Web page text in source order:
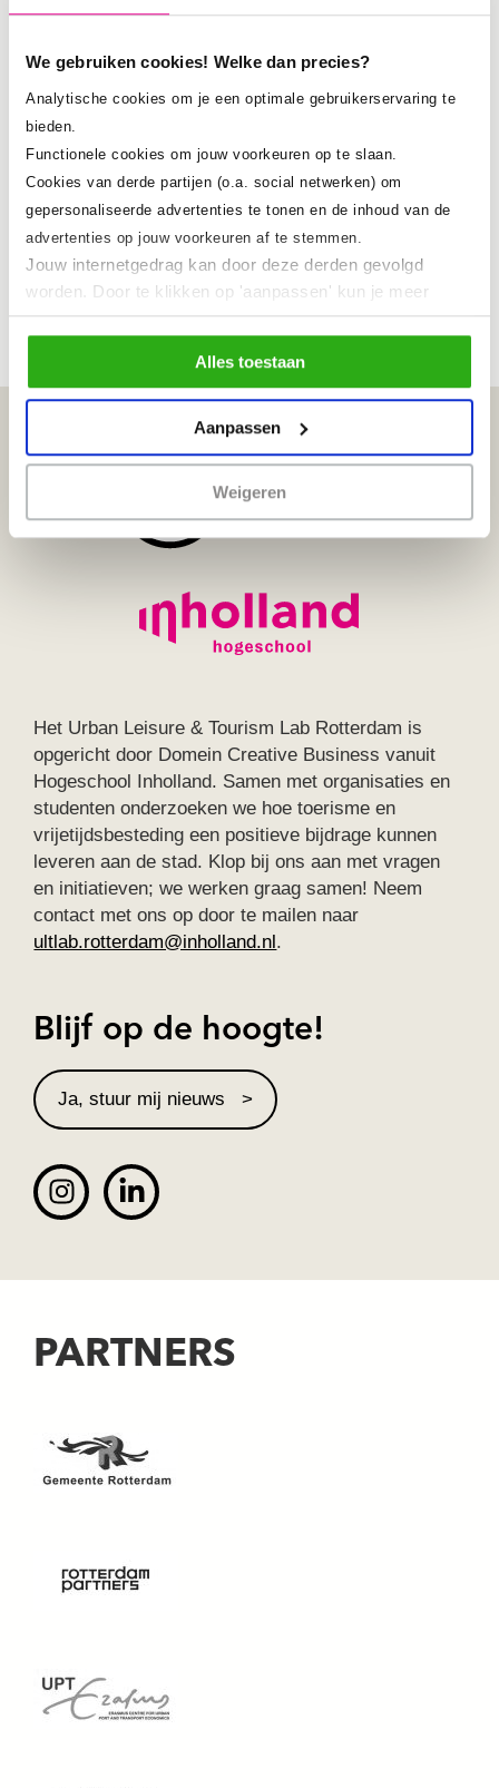
We gebruiken cookies! Welke dan precies?
Analytische cookies om je een optimale gebruikerservaring te
bieden.
Functionele cookies om jouw voorkeuren op te slaan.
Cookies van derde partijen (o.a. social netwerken) om
gepersonaliseerde advertenties te tonen en de inhoud van de
advertenties op jouw voorkeuren af te stemmen.
Jouw internetgedrag kan door deze derden gevolgd
worden. Door te klikken op 'aanpassen' kun je meer
lezen over onze cookies en je voorkeuren aanpassen.
gebruik van alle cookieszoals omschreven in ons
cookiebeleid.
Alles toestaan
Aanpassen
Weigeren
Meer informatie en registreren? Klik op deze
button.
Facebook
Twitter
LinkedIn
EmailDelen
19 november 2021
Het Urban Leisure & Tourism Lab Rotterdam is
opgericht door Domein Creative Business vanuit
Hogeschool Inholland. Samen met organisaties en
studenten onderzoeken we hoe toerisme en
vrijetijdsbesteding een positieve bijdrage kunnen
leveren aan de stad. Klop bij ons aan met vragen
en initiatieven; we werken graag samen! Neem
contact met ons op door te mailen naar
ultlab.rotterdam@inholland.nl.
Blijf op de hoogte!
Ja, stuur mij nieuws
PARTNERS